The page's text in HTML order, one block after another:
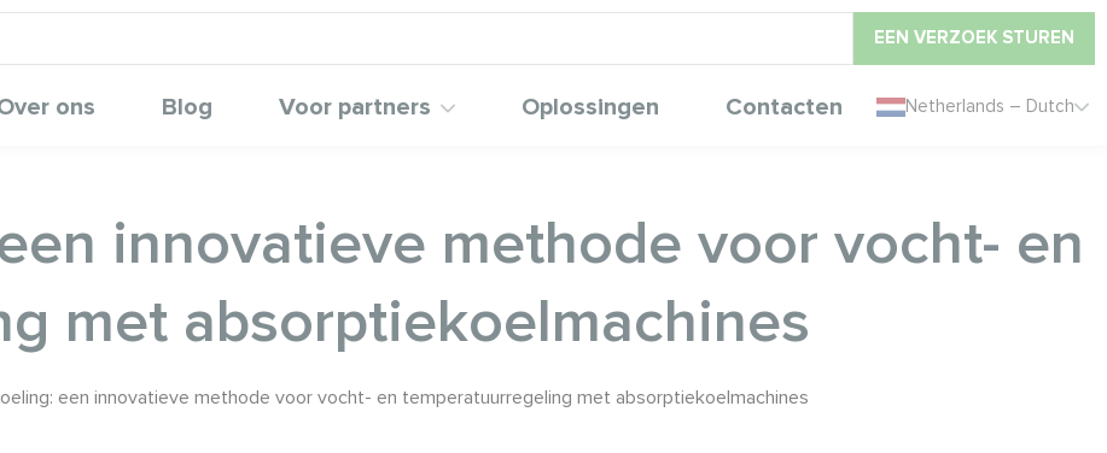
EEN VERZOEK STUREN
ons Blog Voor partners Oplossingen Contacten Netherlands – Dutch
innovatieve methode voor vocht- en
met absorptiekoelmachines
een innovatieve methode voor vocht- en temperatuurregeling met absorptiekoelmachines